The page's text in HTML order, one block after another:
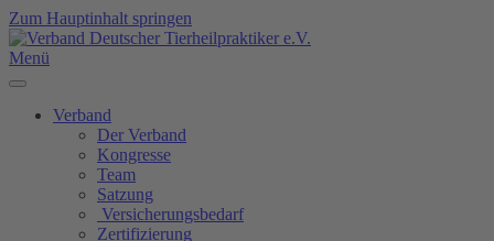
Zum Hauptinhalt springen
Menü
Verband
Der Verband
Kongresse
Team
Satzung
Versicherungsbedarf
Zertifizierung